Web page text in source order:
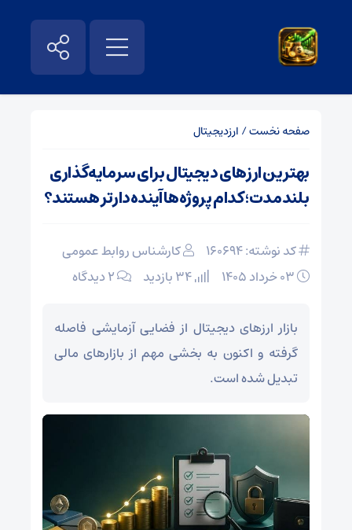
صفحه نخست/ ارزدیجیتال
بهترین ارزهای دیجیتال برای سرمایه‌گذاری
بلندمدت؛ کدام پروژه‌ها آینده‌دارتر هستند؟
کد نوشته: 160694
کارشناس روابط عمومی
۲ دیدگاه
بازار ارزهای دیجیتال از فضایی آزمایشی فاصله
گرفته و اکنون به بخشی مهم از بازارهای مالی
تبدیل شده است.